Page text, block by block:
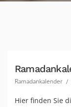
Ramadankalender
Hier finden Sie